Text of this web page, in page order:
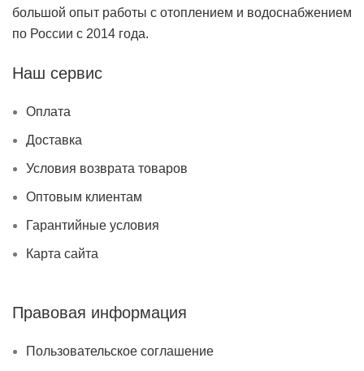
большой опыт работы с отоплением и водоснабжением
по России с 2014 года.
Наш сервис
Оплата
Доставка
Условия возврата товаров
Оптовым клиентам
Гарантийные условия
Карта сайта
Правовая информация
Пользовательское соглашение